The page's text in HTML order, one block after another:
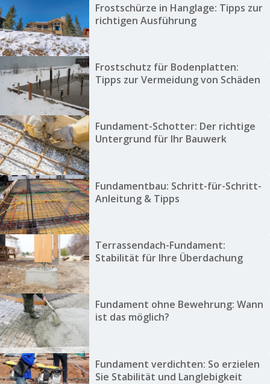
Frostschürze in Hanglage: Tipps zur
richtigen Ausführung
Frostschutz für Bodenplatten:
Tipps zur Vermeidung von Schäden
Fundament-Schotter: Der richtige
Untergrund für Ihr Bauwerk
Fundamentbau: Schritt-für-Schritt-
Anleitung & Tipps
Terrassendach-Fundament:
Stabilität für Ihre Überdachung
Fundament ohne Bewehrung: Wann
ist das möglich?
Fundament verdichten: So erzielen
Sie Stabilität und Langlebigkeit